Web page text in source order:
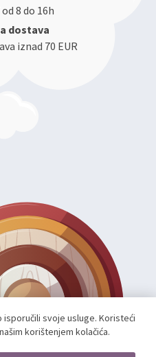
8 do 16h
dostava
iznad 70 EUR
isporučili svoje usluge. Koristeći
korištenjem kolačića.